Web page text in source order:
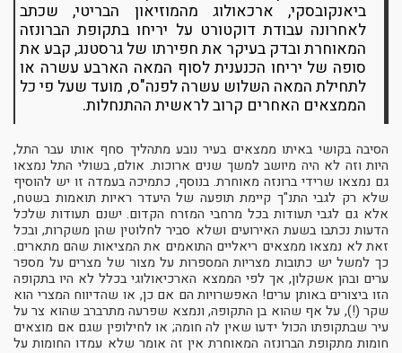
ביאנקובסקי, ארכאולוג מהמוזיאון הבריטי, שכתב
לאחרונה עבודת דוקטורט על יריחו בתקופת הברונזה
המאוחרת ובדק בעיקר את חפירתו של גרסטנג, קבע את
סופה של יריחו הכנענית לסוף המאה הארבע עשרה או
לתחילת המאה השלוש עשרה לפנה"ס, מועד שעל פי כל
הממצאים האחרים קרוב לראשית ההתנחלות.
הסיבה בקושי באיתו ממצאים בעיר נובע מתהליך סחף אותו עבר התל,
היות וזה לא היה מיושב למשך שנים ארוכות. אולם, בשולי התל נמצאו
גם נמצאו שרידי ברונזה מאוחרת. בנוסף, כתמיכה בעמדה זו יש להוסיף
שלא רק לגבי התנ"ך קיימת תופעה של היעדר ראיות תואמות בשטח,
אלא גם לגבי תעודות בכל מרחבי המזרח הקדום. ישנם תעודות שלכל
הדעות נכתבו בשעת האירועים ושלא סביר לחלוטין שהן משקרות, ובכל
זאת לא נמצאו ממצאים ריאליים התואמים את המציאות שהם מתארים.
כך למשל יש כתובות מצריות המספרות על מצור של מצרים על מספר
ערים ובהן אשקלון, אך לפי הממצא הארכיאולוגי בכלל לא היו בתקופה
הזו ביצורים באותן ערים! האפשרויות הם אם כן, או שהדיווח המצרי הוא
שקר (!), על אף שהוא בן התקופה, ונמצא שפרעה מתרברב שהוא צר על
עיר שבתקופתו הכול ידעו שאין לה חומה; או לחילופין שגם אם מוצאים
חומות מתקופת הברונזה המאוחרת אין זה אומר שלא עמדו החומות על